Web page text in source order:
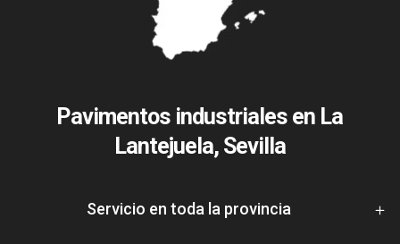
Pavimentos industriales en La
Lantejuela, Sevilla
Servicio en toda la provincia